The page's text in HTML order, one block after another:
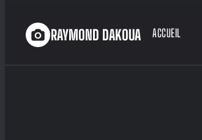
RAYMOND DAKOUA ACCUEIL